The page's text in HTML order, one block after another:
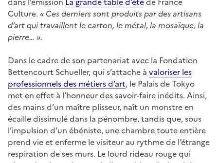
Culture. « Ces derniers sont produits par des artisans
d’art qui travaillent le carton, le métal, la mosaïque, la
pierre… ».
Dans le cadre de son partenariat avec la Fondation
Bettencourt Schueller, qui s’attache à valoriser les
professionnels des métiers d’art, le Palais de Tokyo
met en effet à l’honneur des savoir-faire inédits. Ainsi,
des mains d’un maître plisseur, naît un monstre en
écaille dissimulé dans la pénombre, tandis que, sous
l’impulsion d’un ébéniste, une chambre toute entière
prend vie et enferme le visiteur au rythme de l’étrange
respiration de ses murs. Le lourd rideau rouge qui